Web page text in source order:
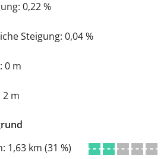
0,22 %
Steigung: 0,04 %
0 m
2 m
1,63 km (31 %)